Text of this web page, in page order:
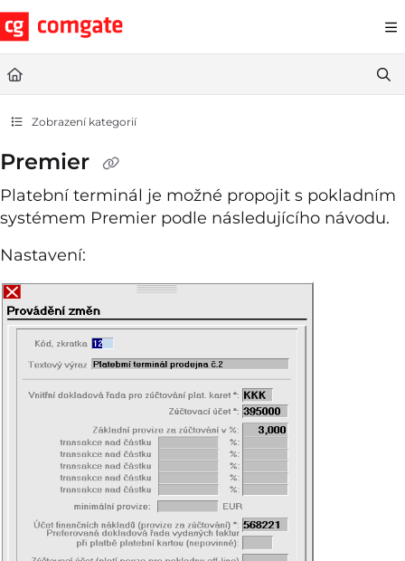
Documentation Index
Fetch the complete documentation index at: https://
Use this file to discover all available pages before exploring further.
Zobrazení kategorií
Premier
Platební terminál je možné propojit s pokladním
systémem Premier podle následujícího návodu.
Nastavení: